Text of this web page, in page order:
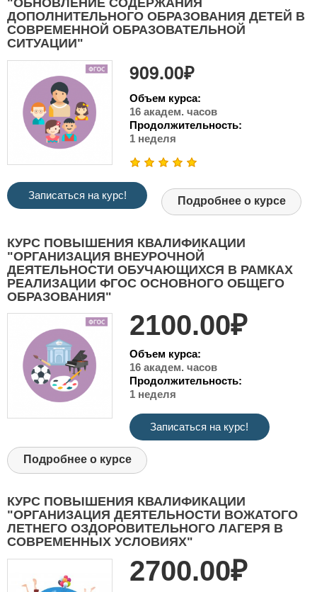
"ОБНОВЛЕНИЕ СОДЕРЖАНИЯ
ДОПОЛНИТЕЛЬНОГО ОБРАЗОВАНИЯ ДЕТЕЙ В
СОВРЕМЕННОЙ ОБРАЗОВАТЕЛЬНОЙ
СИТУАЦИИ"
909.00₽
Объем курса:
16 академ. часов
Продолжительность:
1 неделя
Записаться на курс! Подробнее о курсе
КУРС ПОВЫШЕНИЯ КВАЛИФИКАЦИИ
"ОРГАНИЗАЦИЯ ВНЕУРОЧНОЙ
ДЕЯТЕЛЬНОСТИ ОБУЧАЮЩИХСЯ В РАМКАХ
РЕАЛИЗАЦИИ ФГОС ОСНОВНОГО ОБЩЕГО
ОБРАЗОВАНИЯ"
2100.00₽
Объем курса:
16 академ. часов
Продолжительность:
1 неделя
Записаться на курс!
Подробнее о курсе
КУРС ПОВЫШЕНИЯ КВАЛИФИКАЦИИ
"ОРГАНИЗАЦИЯ ДЕЯТЕЛЬНОСТИ ВОЖАТОГО
ЛЕТНЕГО ОЗДОРОВИТЕЛЬНОГО ЛАГЕРЯ В
СОВРЕМЕННЫХ УСЛОВИЯХ"
2700.00₽